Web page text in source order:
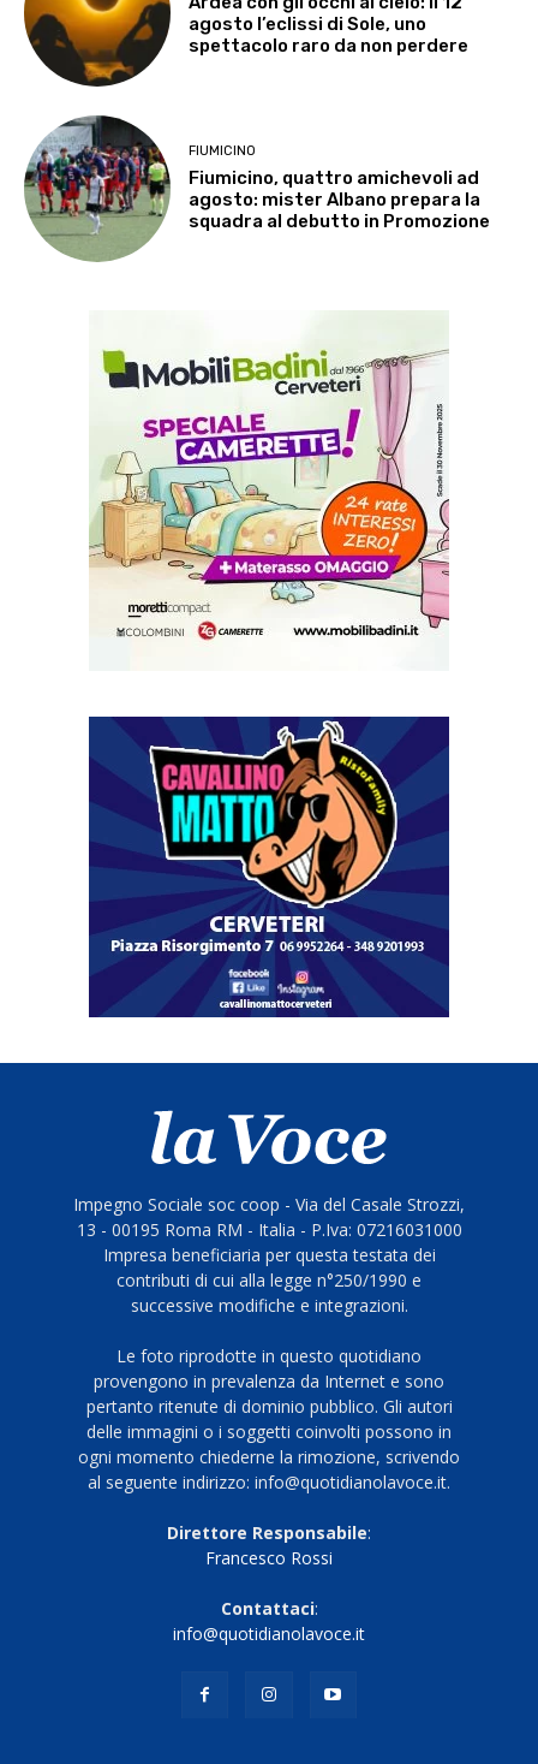
agosto l’eclissi di Sole, uno
spettacolo raro da non perdere
FIUMICINO
Fiumicino, quattro amichevoli ad
agosto: mister Albano prepara la
squadra al debutto in Promozione
Impegno Sociale soc coop - Via del Casale Strozzi,
13 - 00195 Roma RM - Italia - P.Iva: 07216031000
Impresa beneficiaria per questa testata dei
contributi di cui alla legge n°250/1990 e
successive modifiche e integrazioni.
Le foto riprodotte in questo quotidiano
provengono in prevalenza da Internet e sono
pertanto ritenute di dominio pubblico. Gli autori
delle immagini o i soggetti coinvolti possono in
ogni momento chiederne la rimozione, scrivendo
al seguente indirizzo: info@quotidianolavoce.it.
Direttore Responsabile:
Francesco Rossi
Contattaci:
info@quotidianolavoce.it